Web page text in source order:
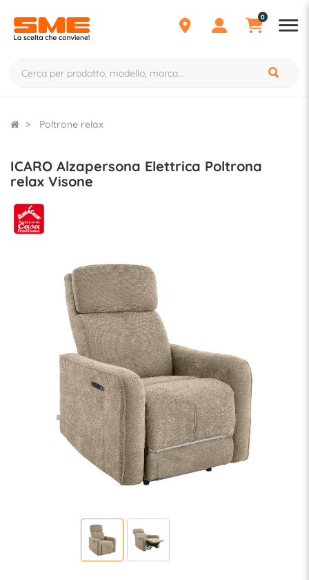
0
Poltrone relax
ICARO Alzapersona Elettrica Poltrona
relax Visone